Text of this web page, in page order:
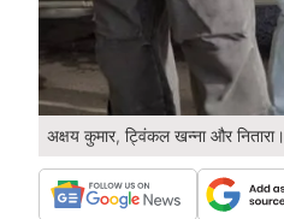
अक्षय कुमार, ट्विंकल खन्ना और नितारा।